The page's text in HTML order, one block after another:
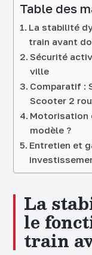
Table des
La stabilité
train avant
Sécurité
ville
Comparatif :
Scooter 2
Motorisation
modèle ?
Entretien et
La
le
train